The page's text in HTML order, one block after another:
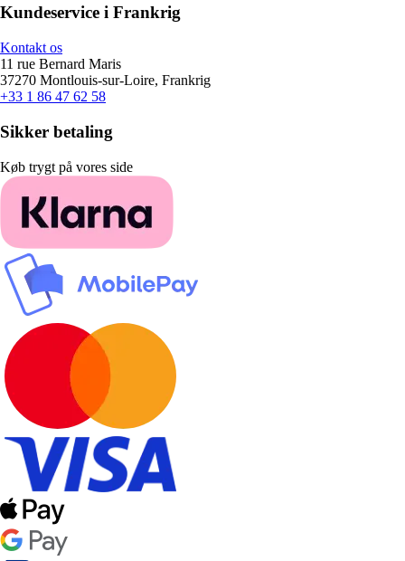
Kundeservice i Frankrig
Kontakt os
11 rue Bernard Maris
37270 Montlouis-sur-Loire, Frankrig
+33 1 86 47 62 58
Sikker betaling
Køb trygt på vores side